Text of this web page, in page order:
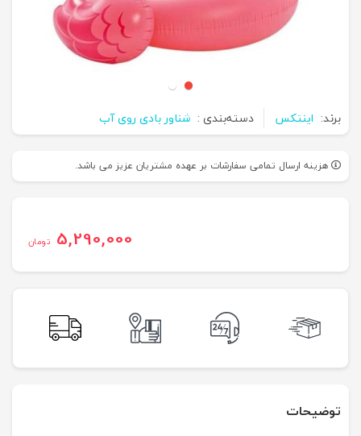
برند: اینتکس دسته‌بندی : شناور بادی روی آب
هزینه ارسال تمامی سفارشات بر عهده مشتریان عزیز می باشد.
5,290,000 تومان
توضیحات